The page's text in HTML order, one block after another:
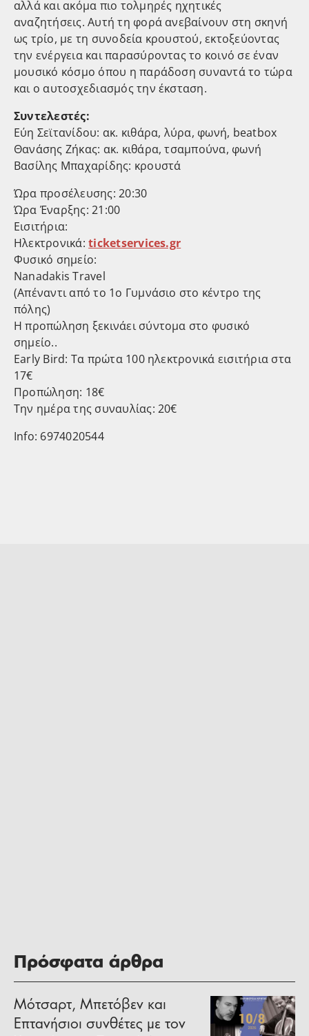
αλλά και ακόμα πιο τολμηρές ηχητικές
αναζητήσεις. Αυτή τη φορά ανεβαίνουν στη σκηνή
ως τρίο, με τη συνοδεία κρουστού, εκτοξεύοντας
την ενέργεια και παρασύροντας το κοινό σε έναν
μουσικό κόσμο όπου η παράδοση συναντά το τώρα
και ο αυτοσχεδιασμός την έκσταση.
Συντελεστές:
Εύη Σεϊτανίδου: ακ. κιθάρα, λύρα, φωνή, beatbox
Θανάσης Ζήκας: ακ. κιθάρα, τσαμπούνα, φωνή
Βασίλης Μπαχαρίδης: κρουστά
Ώρα προσέλευσης: 20:30
Ώρα Έναρξης: 21:00
Εισιτήρια:
Ηλεκτρονικά:ticketservices.gr
Φυσικό σημείο:
Nanadakis Travel
(Απέναντι από το 1ο Γυμνάσιο στο κέντρο της
πόλης)
Η προπώληση ξεκινάει σύντομα στο φυσικό
σημείο..
Early Bird: Τα πρώτα 100 ηλεκτρονικά εισιτήρια στα
17€
Προπώληση: 18€
Την ημέρα της συναυλίας: 20€
Info: 6974020544
Πρόσφατα άρθρα
Μότσαρτ, Μπετόβεν και
Επτανήσιοι συνθέτες με τον